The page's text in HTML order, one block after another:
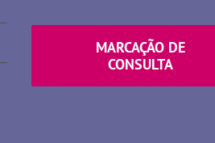
MARCAÇÃO DE
CONSULTA